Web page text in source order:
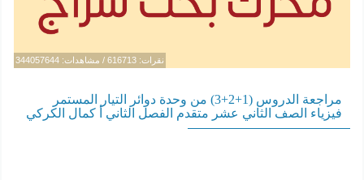
نقرات: 616713 / مشاهدات: 344057644
مراجعة الدروس (1+2+3) من وحدة دوائر التيار المستمر
فيزياء الصف الثاني عشر متقدم الفصل الثاني أ كمال الكركي